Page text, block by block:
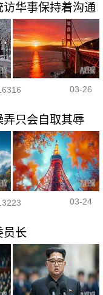
华事保持着沟通
03-26
只会自取其辱
03-24
员长